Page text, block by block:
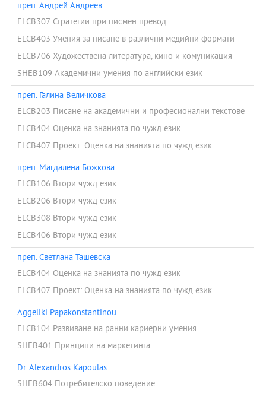
преп. Андрей Андреев
ELCB307 Стратегии при писмен превод
ELCB403 Умения за писане в различни медийни формати
ELCB706 Художествена литература, кино и комуникация
SHEB109 Академични умения по английски език
преп. Галина Величкова
ELCB203 Писане на академични и професионални текстове
ELCB404 Оценка на знанията по чужд език
ELCB407 Проект: Оценка на знанията по чужд език
преп. Магдалена Божкова
ELCB106 Втори чужд език
ELCB206 Втори чужд език
ELCB308 Втори чужд език
ELCB406 Втори чужд език
преп. Светлана Ташевска
ELCB404 Оценка на знанията по чужд език
ELCB407 Проект: Оценка на знанията по чужд език
Aggeliki Papakonstantinou
ELCB104 Развиване на ранни кариерни умения
SHEB401 Принципи на маркетинга
Dr. Alexandros Kapoulas
SHEB604 Потребителско поведение